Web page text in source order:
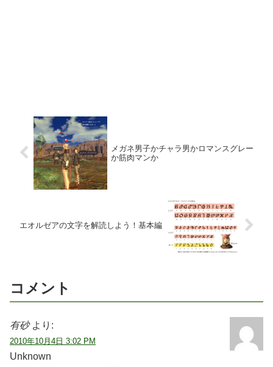
メガネ男子かチャラ男かロマンスグレー
か筋肉マンか
エオルゼアの文字を解読しよう！基本編
コメント
有砂 より:
2010年10月4日 3:02 PM
Unknown